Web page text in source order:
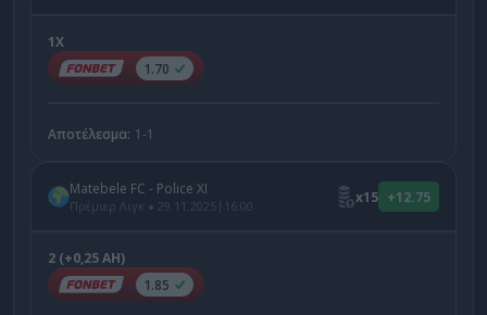
1X
1.70
Αποτέλεσμα: 1-1
Matebele FC - Police XI
Πρέμιερ Λιγκ 29.11.2025 | 16:00 x15 +12.75
2 (+0,25 AH)
1.85